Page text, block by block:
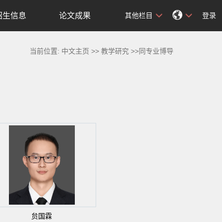
生信息 论文成果 其他栏目 登录
当前位置: 中文主页 >>教学研究 >>同专业博导
贠国霖